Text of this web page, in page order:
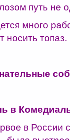
путь не
много
носить топаз.
в
в России